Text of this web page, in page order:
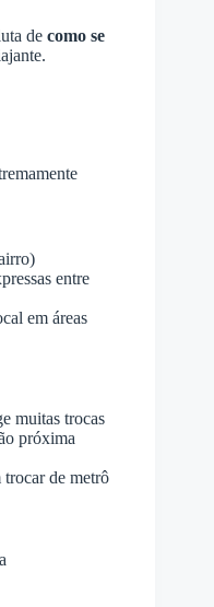
de como se
entre
em áreas
muitas trocas
próxima
trocar de metrô